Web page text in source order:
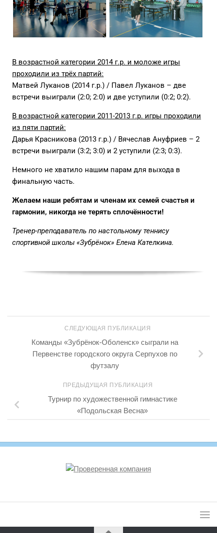
В возрастной категории 2014 г.р. и моложе игры
проходили из трёх партий:
Матвей Луканов (2014 г.р.) / Павел Луканов – две
встречи выиграли (2:0; 2:0) и две уступили (0:2; 0:2).
В возрастной категории 2011-2013 г.р. игры проходили
из пяти партий:
Дарья Красникова (2013 г.р.) / Вячеслав Ануфриев – 2
встречи выиграли (3:2; 3:0) и 2 уступили (2:3; 0:3).
Немного не хватило нашим парам для выхода в
финальную часть.
Желаем наши ребятам и членам их семей счастья и
гармонии, никогда не терять сплочённости!
Тренер-преподаватель по настольному теннису
спортивной школы «Зубрёнок» Елена Кателкина.
СЛЕДУЮЩАЯ ПУБЛИКАЦИЯ
Команды «Зубрёнок-Оболенск» сыграли на
Первенстве городского округа Серпухов по
футзалу
ПРЕДЫДУЩАЯ ПУБЛИКАЦИЯ
Турнир по художественной гимнастике
«Подольская Весна»